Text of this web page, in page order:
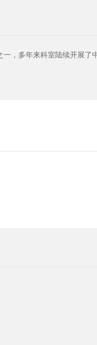
，多年来科室陆续开展